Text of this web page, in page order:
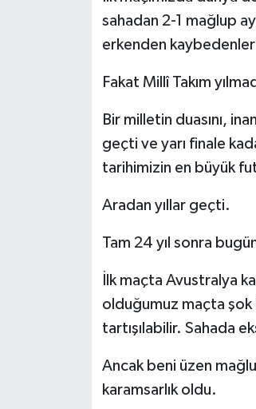
sahadan 2-1 mağlup
erkenden kaybedenler
Fakat Millî Takım
Bir milletin duasını,
geçti ve yarı finale
tarihimizin en büyük
Aradan yıllar geçti.
Tam 24 yıl sonra
İlk maçta Avustralya
olduğumuz maçta şok
tartışılabilir. Sahada
Ancak beni üzen
karamsarlık oldu.